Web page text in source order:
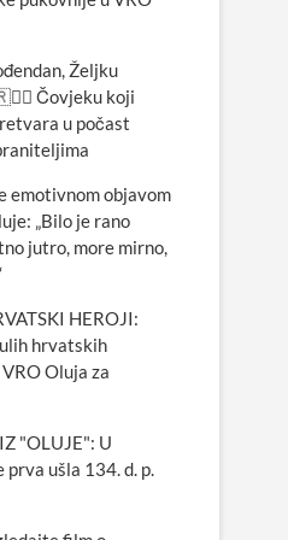
Željku
Čovjeku koji
u počast
emotivnom objavom
„Bilo je rano
jutro, more mirno,
HEROJI:
hrvatskih
Oluja za
"OLUJE": U
prva ušla 134. d. p.